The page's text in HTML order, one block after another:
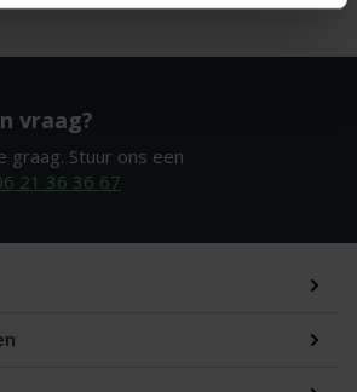
vraag?
graag. Stuur ons een
21 36 36 67